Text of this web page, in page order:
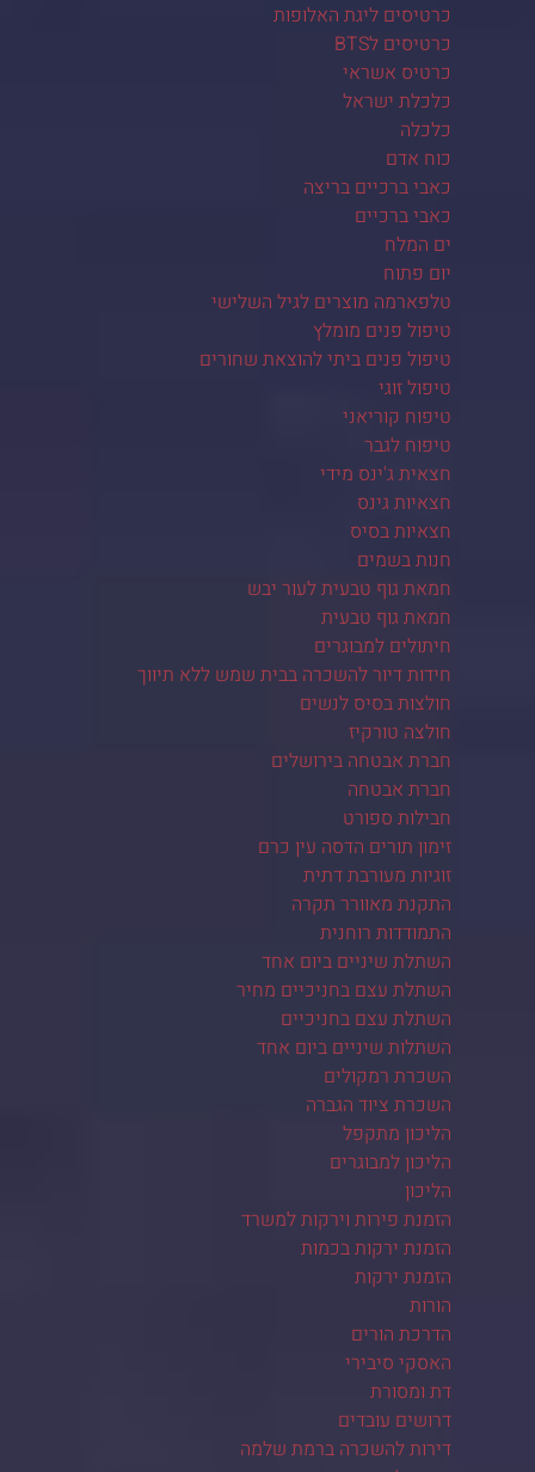
כרטיסים ליגת האלופות
כרטיסים לBTS
כרטיס אשראי
כלכלת ישראל
כלכלה
כוח אדם
כאבי ברכיים בריצה
כאבי ברכיים
ים המלח
יום פתוח
טלפארמה מוצרים לגיל השלישי
טיפול פנים מומלץ
טיפול פנים ביתי להוצאת שחורים
טיפול זוגי
טיפוח קוריאני
טיפוח לגבר
חצאית ג'ינס מידי
חצאיות גינס
חצאיות בסיס
חנות בשמים
חמאת גוף טבעית לעור יבש
חמאת גוף טבעית
חיתולים למבוגרים
חידות דיור להשכרה בבית שמש ללא תיווך
חולצות בסיס לנשים
חולצה טורקיז
חברת אבטחה בירושלים
חברת אבטחה
חבילות ספורט
זימון תורים הדסה עין כרם
זוגיות מעורבת דתית
התקנת מאוורר תקרה
התמודדות רוחנית
השתלת שיניים ביום אחד
השתלת עצם בחניכיים מחיר
השתלת עצם בחניכיים
השתלות שיניים ביום אחד
השכרת רמקולים
השכרת ציוד הגברה
הליכון מתקפל
הליכון למבוגרים
הליכון
הזמנת פירות וירקות למשרד
הזמנת ירקות בכמות
הזמנת ירקות
הורות
הדרכת הורים
האסקי סיבירי
דת ומסורת
דרושים עובדים
דירות להשכרה ברמת שלמה